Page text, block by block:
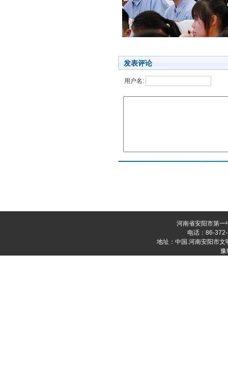
发表评论
用户名:
河南省安阳市第
电话：86-
地址：中国.河南安阳市
豫